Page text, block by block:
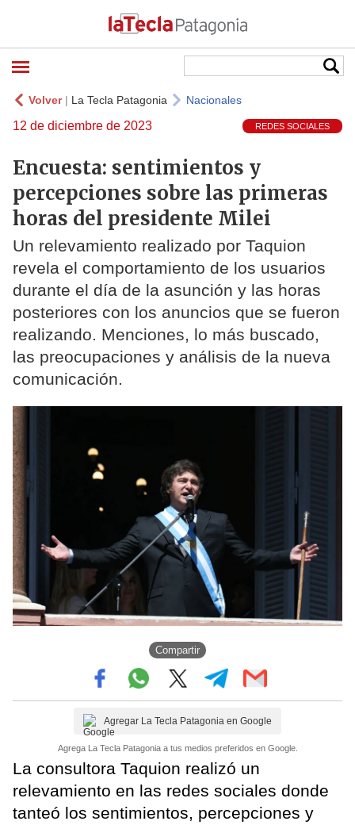
Volver| La Tecla Patagonia Nacionales
12 de diciembre de 2023 REDES SOCIALES
Encuesta: sentimientos y
percepciones sobre las primeras
horas del presidente Milei
Un relevamiento realizado por Taquion
revela el comportamiento de los usuarios
durante el día de la asunción y las horas
posteriores con los anuncios que se fueron
realizando. Menciones, lo más buscado,
las preocupaciones y análisis de la nueva
comunicación.
Compartir
Agregar La Tecla Patagonia en Google
Agrega La Tecla Patagonia a tus medios preferidos en Google.
La consultora Taquion realizó un
relevamiento en las redes sociales donde
tanteó los sentimientos, percepciones y